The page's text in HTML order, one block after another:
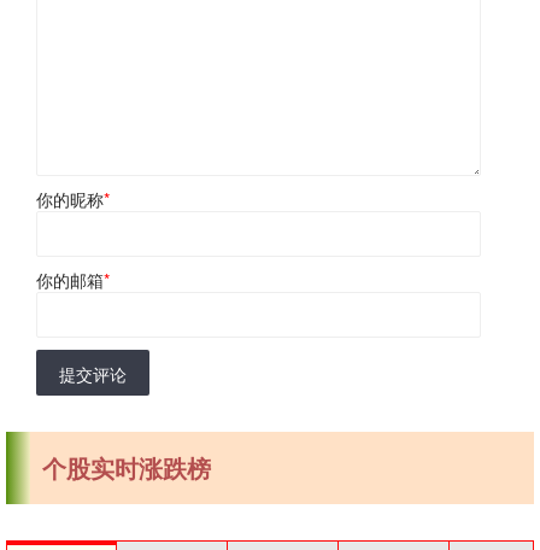
你的昵称*
你的邮箱*
提交评论
个股实时涨跌榜